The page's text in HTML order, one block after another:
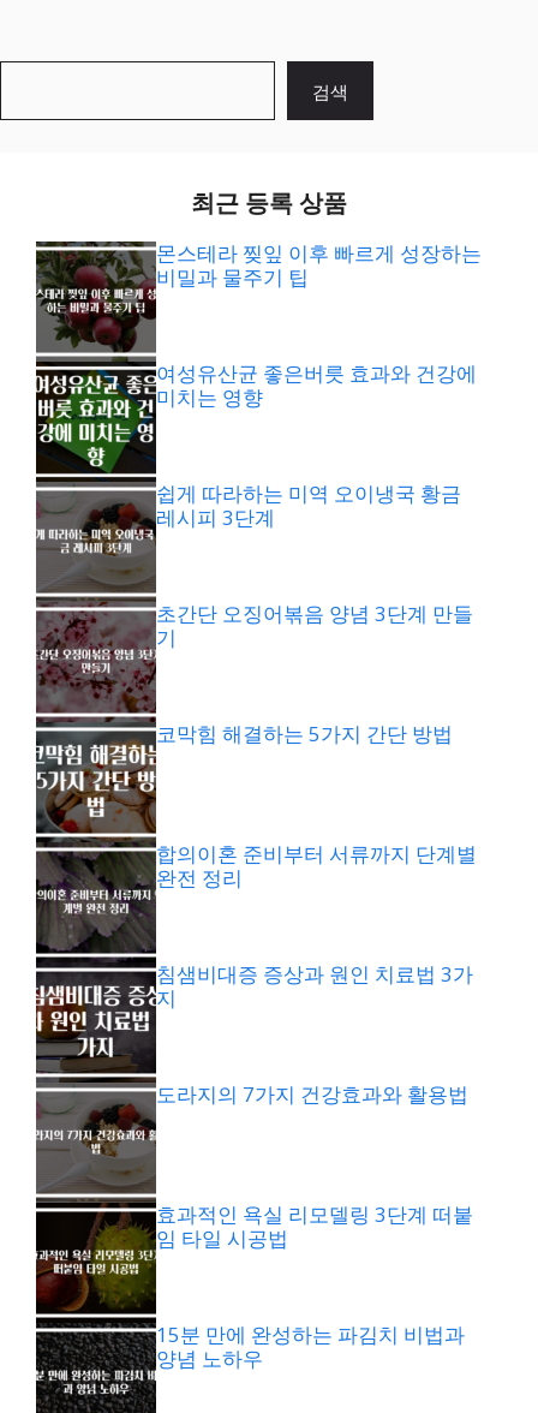
검색
최근 등록 상품
몬스테라 찢잎 이후 빠르게 성장하는
비밀과 물주기 팁
여성유산균 좋은버릇 효과와 건강에
미치는 영향
쉽게 따라하는 미역 오이냉국 황금
레시피 3단계
초간단 오징어볶음 양념 3단계 만들
기
코막힘 해결하는 5가지 간단 방법
합의이혼 준비부터 서류까지 단계별
완전 정리
침샘비대증 증상과 원인 치료법 3가
지
도라지의 7가지 건강효과와 활용법
효과적인 욕실 리모델링 3단계 떠붙
임 타일 시공법
15분 만에 완성하는 파김치 비법과
양념 노하우